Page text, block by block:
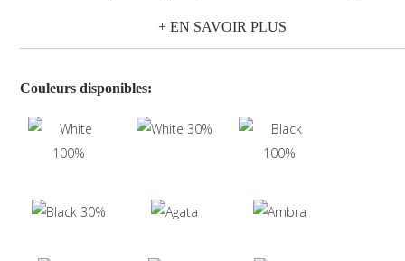
contextes. Dix ans plus tard, c’est à la créativité de l’Atelier
qu’est confié un projet de polychromie bien explicite.
de briques en verre s’inspirant de la nature et conçue pour allumer
paysages domestiques contemporains avec des nuances et des
sensations visuelles nouvelles.
d’éléments pour construire des intérieurs aux couleurs «vives»,
+ EN SAVOIR PLUS
Couleurs disponibles: